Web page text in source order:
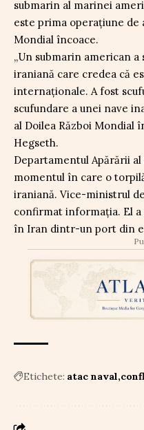
submarin al marinei
este prima operațiune de
Mondial încoace.
„Un submarin american
iraniană care credea că
internaționale. A fost
scufundare a unei nave
al Doilea Război Mondial
Hegseth.
Departamentul Apărării al
momentul în care o
iraniană. Vice-ministrul
confirmat informația. El a
în Iran dintr-un port din
Etichete: atac naval